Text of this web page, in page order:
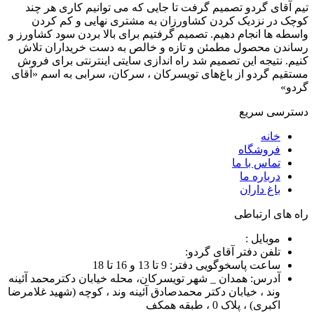
تیم آقای گردو تصمیم گرفت تا جایی که می توانیم کاری هر چند
کوچک در نزدیک کردن کشاورزان به مشتری نهایی و کم کردن
واسطه ها انجام دهیم. تصمیم گرفتیم برای بالا بردن سود کشاورز و
رساندن محصول مطمئن و تازه و خالص به دست خریداران تلاش
کنیم. نتیجه این تصمیم شد راه اندازی سایتی اینترنتی برای فروش
مستقیم گردو از باغ‌های تویسرکان ، سرکان، سرابی به اسم «آقای
گردو»
دسترسی سریع
خانه
فروشگاه
تماس با ما
درباره ما
باغ داران
راه های ارتباطی
موبایل :
تلفن دفتر آقای گردو:
ساعت پاسخوگویی دفتر: 9 تا 13 و 16 تا 18
آدرس: همدان _ شهر تویسرکان، محله خیابان دکترمحمد آئینه
وند ، خیابان دکتر محمدصادق آئینه وند ، کوچه (شهید غلامرضا
اکبری) ، پلاک 0 ، طبقه همکف